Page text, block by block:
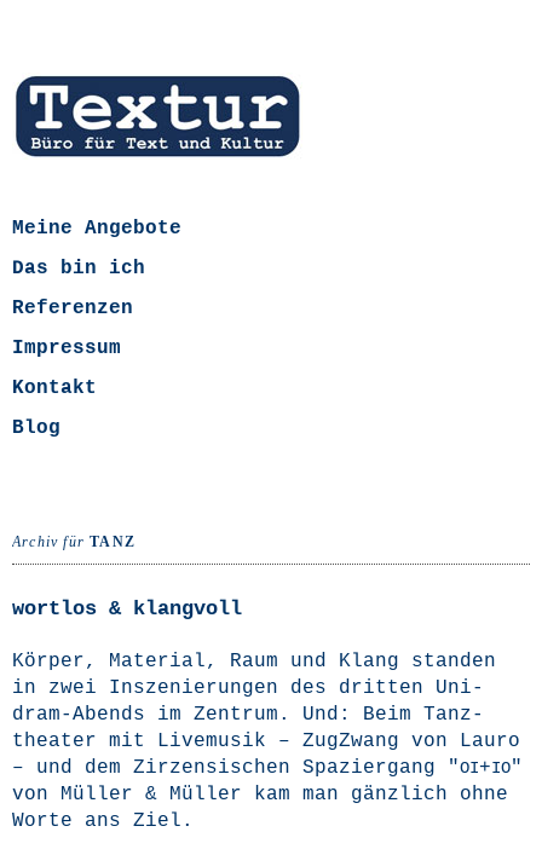
Meine Angebote
Das bin ich
Referenzen
Impressum
Kontakt
Blog
Archiv fürTANZ
wortlos & klangvoll
Kör­per, Mate­ri­al, Raum und Klang stan­den
in zwei Insze­nie­run­gen des drit­ten Uni­­
dram-Abends im Zen­trum. Und: Beim Tanz­
thea­ter mit Live­mu­sik – Zug­Zwang von Lau­ro
– und dem Zir­zen­si­schen Spa­zier­gang "OI+IO"
von Mül­ler & Mül­ler kam man gänz­lich ohne
Wor­te ans Ziel.